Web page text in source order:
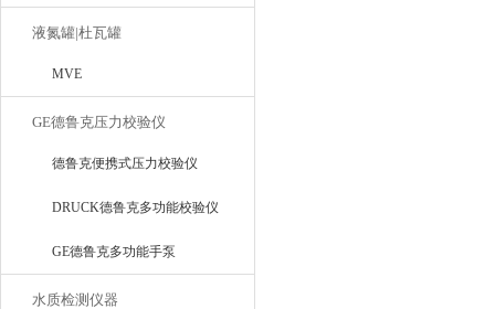
液氮罐|杜瓦罐
MVE
GE德鲁克压力校验仪
德鲁克便携式压力校验仪
DRUCK德鲁克多功能校验仪
GE德鲁克多功能手泵
水质检测仪器